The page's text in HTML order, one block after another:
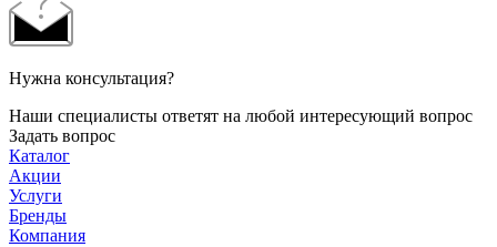
Нужна консультация?
Наши специалисты ответят на любой интересующий вопрос
Задать вопрос
Каталог
Акции
Услуги
Бренды
Компания